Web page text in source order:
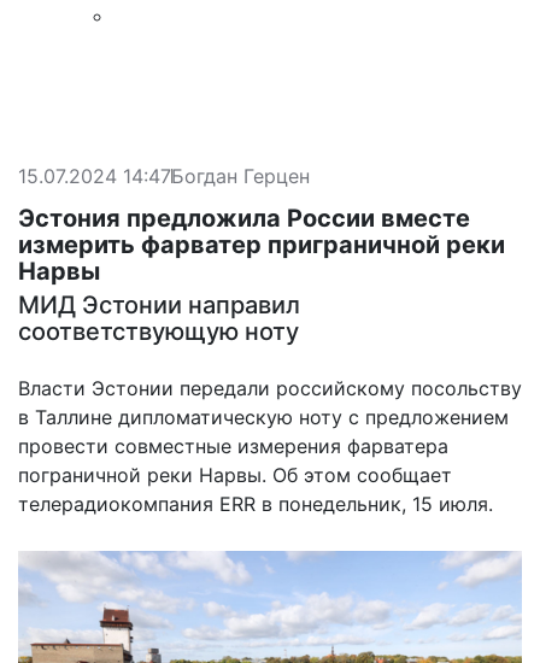
15.07.2024 14:47Богдан Герцен
Эстония предложила России вместе
измерить фарватер приграничной реки
Нарвы
МИД Эстонии направил
соответствующую ноту
Власти Эстонии передали российскому посольству
в Таллине дипломатическую ноту с предложением
провести совместные измерения фарватера
пограничной реки Нарвы. Об этом сообщает
телерадиокомпания ERR в понедельник, 15 июля.